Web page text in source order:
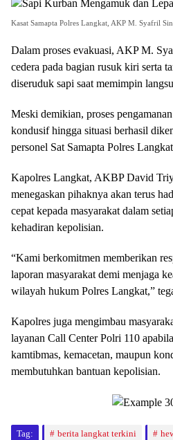
Kasat Samapta Polres Langkat, AKP M. Syafril
Dalam proses evakuasi, AKP M.
cedera pada bagian rusuk kiri serta
diseruduk sapi saat memimpin
Meski demikian, proses
kondusif hingga situasi berhasil
personel Sat Samapta Polres
Kapolres Langkat, AKBP David
menegaskan pihaknya akan terus
cepat kepada masyarakat dalam
kehadiran kepolisian.
“Kami berkomitmen memberikan
laporan masyarakat demi menjaga
wilayah hukum Polres Langkat,”
Kapolres juga mengimbau
layanan Call Center Polri 110
kamtibmas, kemacetan, maupun
membutuhkan bantuan kepolisian.
Tag: berita langkat terkini